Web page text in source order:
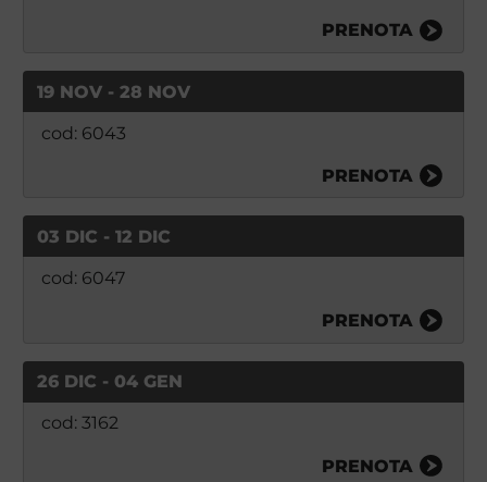
PRENOTA
19 NOV - 28 NOV
cod: 6043
PRENOTA
03 DIC - 12 DIC
cod: 6047
PRENOTA
26 DIC - 04 GEN
cod: 3162
PRENOTA